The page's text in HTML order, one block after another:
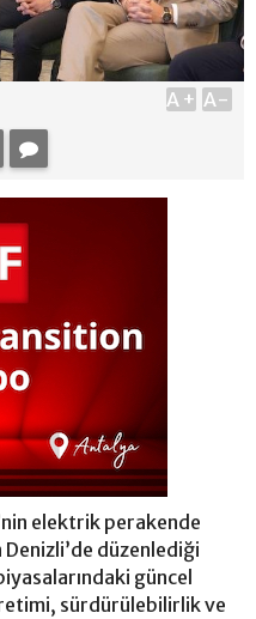
A+ A-
elektrik perakende
Denizli’de düzenlediği
güncel
sürdürülebilirlik ve